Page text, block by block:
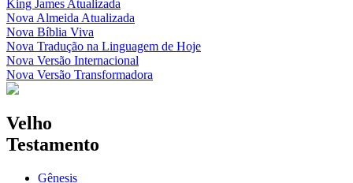
King James Atualizada
Nova Almeida Atualizada
Nova Bíblia Viva
Nova Tradução na Linguagem de Hoje
Nova Versão Internacional
Nova Versão Transformadora
Velho
Testamento
Gênesis